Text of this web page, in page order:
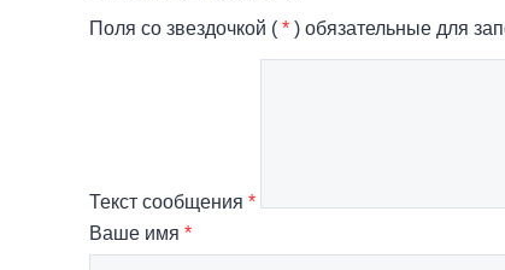
Поля со звездочкой ( * ) обязательные для
Текст сообщения *
Ваше имя *